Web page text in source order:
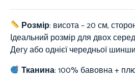
Розмір: висота – 20 см,
Ідеальний розмір для двох
Дегу або однієї чередньої
Тканина:100% бавовна +